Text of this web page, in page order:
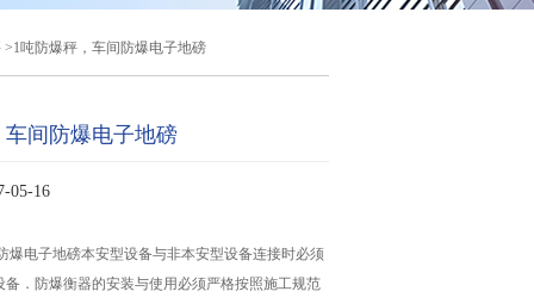
>1吨防爆秤，车间防爆电子地磅
车间防爆电子地磅
05-16
爆电子地磅本安型设备与非本安型设备连接时必须
备．防爆衡器的安装与使用必须严格按照施工规范